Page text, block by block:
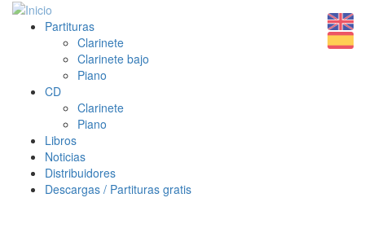
Partituras
Clarinete
Clarinete bajo
Piano
CD
Clarinete
Piano
Libros
Noticias
Distribuidores
Descargas / Partituras gratis